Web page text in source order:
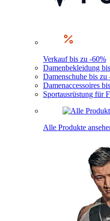
Verkauf bis zu -60%
Damenbekleidung
Damenschuhe bis zu
Damenaccessoires
Sportausrüstung für
Alle Produkte